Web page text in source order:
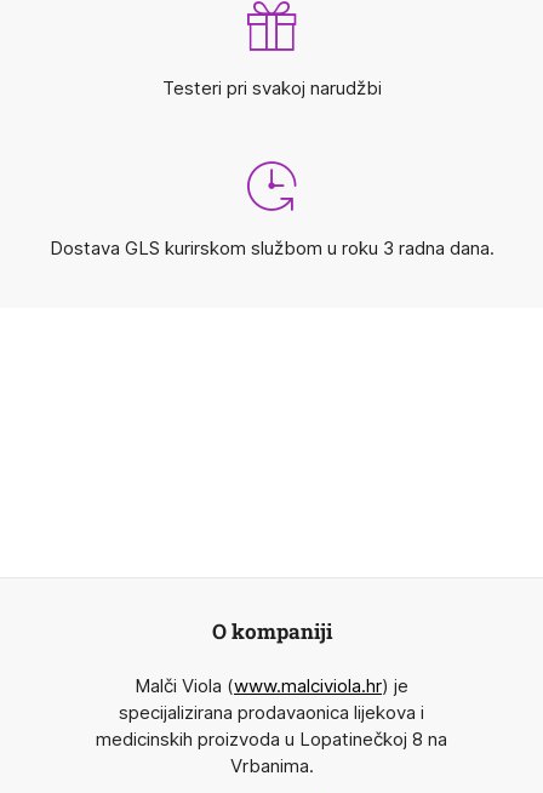
Testeri pri svakoj narudžbi
Dostava GLS kurirskom službom u roku 3 radna dana.
O kompaniji
Malči Viola (www.malciviola.hr) je
specijalizirana prodavaonica lijekova i
medicinskih proizvoda u Lopatinečkoj 8 na
Vrbanima.